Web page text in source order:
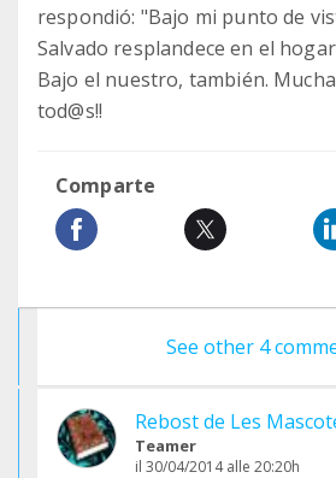
respondió: "Bajo mi punto de
Salvado resplandece en el
Bajo el nuestro, también.
tod@s!!
Comparte
See other 4
Rebost de Les
Teamer
il 30/04/2014 alle 20:20h